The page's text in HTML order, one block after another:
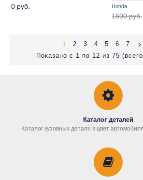
0 руб. Honda
1600 руб.
1 2 3 4 5 6
7
Показано с 1 по 12 из 75
Каталог деталей
Каталог кузовных детали в цвет